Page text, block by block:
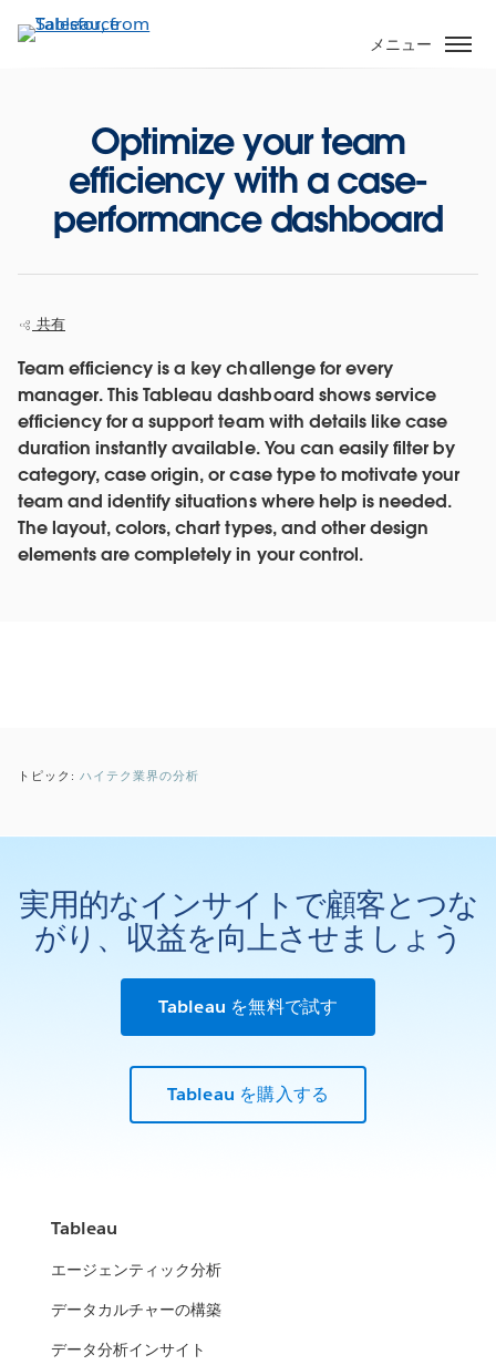
イ
動
メニュー
Optimize your team
efficiency with a case-
performance dashboard
共有
Team efficiency is a key challenge for every
manager. This Tableau dashboard shows service
efficiency for a support team with details like case
duration instantly available. You can easily filter by
category, case origin, or case type to motivate your
team and identify situations where help is needed.
The layout, colors, chart types, and other design
elements are completely in your control.
トピック: ハイテク業界の分析
実用的なインサイトで顧客とつな
がり、収益を向上させましょう
Tableau を無料で試す
Tableau を購入する
Tableau
エージェンティック分析
データカルチャーの構築
データ分析インサイト